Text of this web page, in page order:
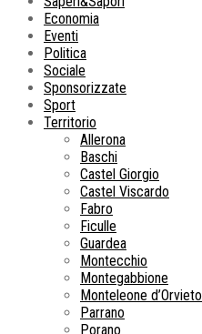
Economia
Eventi
Politica
Sociale
Sponsorizzate
Sport
Territorio
Allerona
Baschi
Castel Giorgio
Castel Viscardo
Fabro
Ficulle
Guardea
Montecchio
Montegabbione
Monteleone d’Orvieto
Parrano
Porano